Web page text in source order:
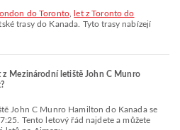
do Toronto
let z Toronto do
trasy do Kanada. Tyto trasy nabízejí
Mezinárodní letiště John C Munro
Tento letový řád najdete a můžete